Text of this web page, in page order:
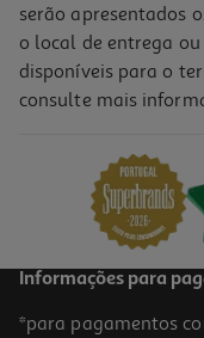
Comida Húmida Cão
serão apresentados
o local de entrega
disponíveis para o
consulte mais
Informações para
*para pagamentos